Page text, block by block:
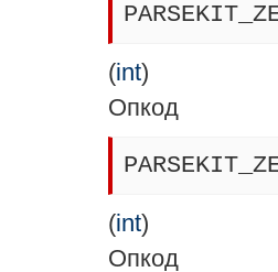
(int)
Опкод
(int)
Опкод